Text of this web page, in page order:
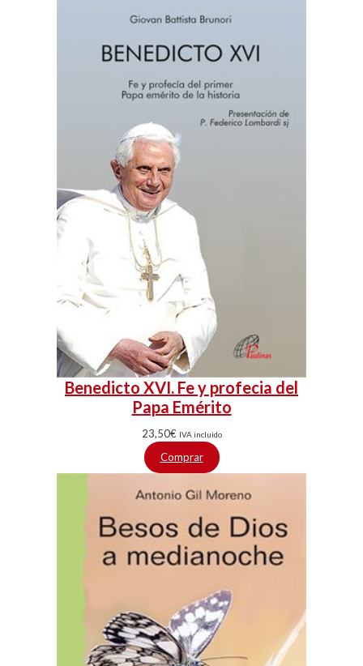
Benedicto XVI. Fe y profecia del
Papa Emérito
23,50€ IVA incluido
Comprar